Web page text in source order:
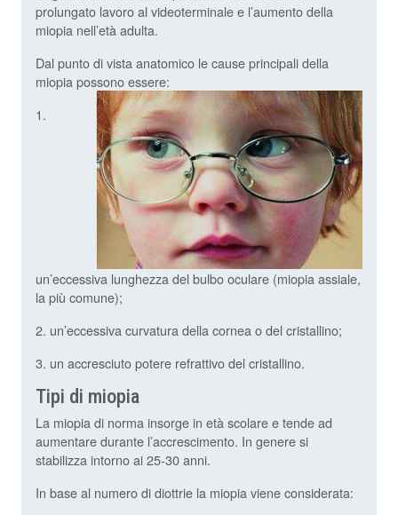
prolungato lavoro al videoterminale e l’aumento della
miopia nell’età adulta.
Dal punto di vista anatomico le cause principali della
miopia possono essere:
1.
un’eccessiva lunghezza del bulbo oculare (miopia assiale,
la più comune);
2. un’eccessiva curvatura della cornea o del cristallino;
3. un accresciuto potere refrattivo del cristallino.
Tipi di miopia
La miopia di norma insorge in età scolare e tende ad
aumentare durante l’accrescimento. In genere si
stabilizza intorno ai 25-30 anni.
In base al numero di diottrie la miopia viene considerata: